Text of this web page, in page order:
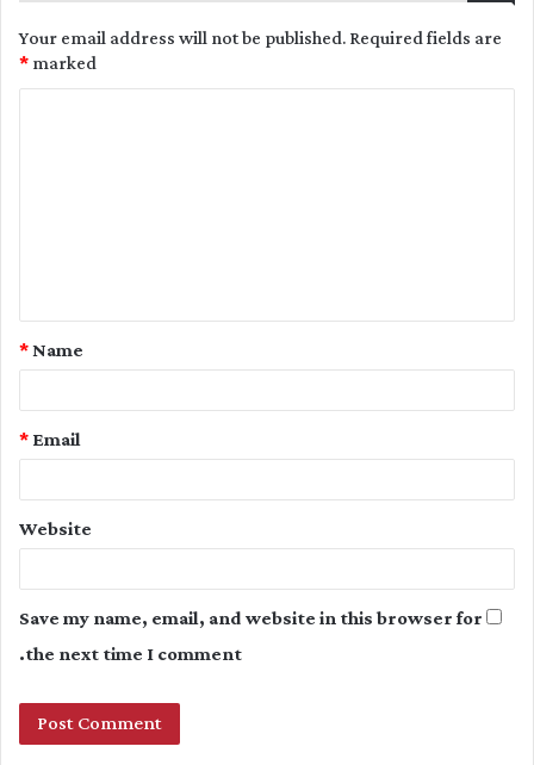
Your email address will not be published.Required fields are
marked
*
t
Name
*
Email
*
Website
Save my name, email, and website in this browser for
the next time I comment.